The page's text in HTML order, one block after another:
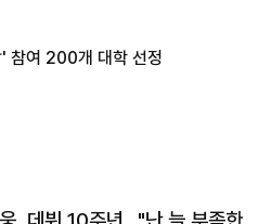
참여 200개 대학 선정